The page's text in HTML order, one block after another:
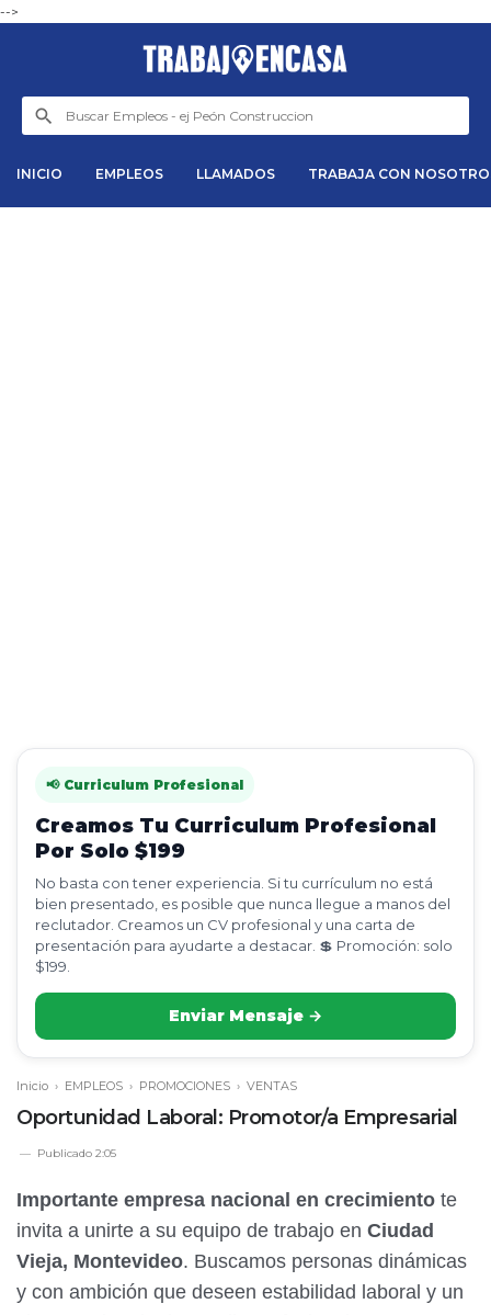
-->
INICIO EMPLEOS LLAMADOS TRABAJA CON
📢 Curriculum Profesional
Creamos Tu Curriculum Profesional
Por Solo $199
No basta con tener experiencia. Si tu currículum no está
bien presentado, es posible que nunca llegue a manos del
reclutador. Creamos un CV profesional y una carta de
presentación para ayudarte a destacar. 💲 Promoción: solo
$199.
Enviar Mensaje →
Inicio › EMPLEOS › PROMOCIONES › VENTAS
Oportunidad Laboral: Promotor/a Empresarial
Publicado 2:05
Importante empresa nacional en crecimiento te
invita a unirte a su equipo de trabajo en Ciudad
Vieja, Montevideo. Buscamos personas dinámicas
y con ambición que deseen estabilidad laboral y un